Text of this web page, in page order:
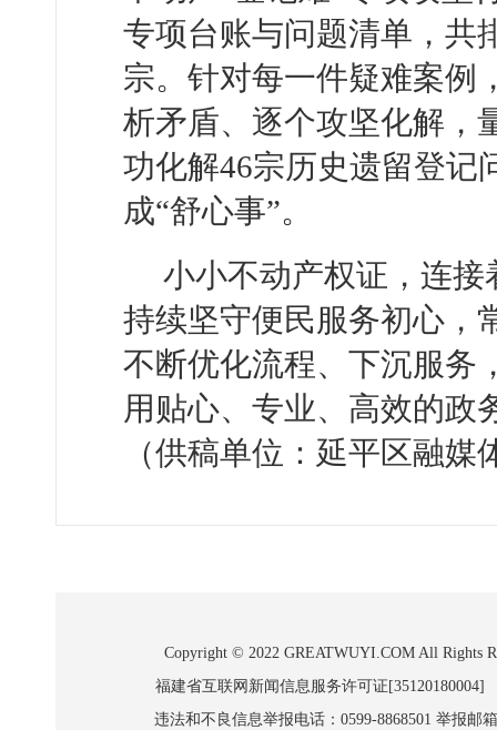
专项台账与问题清单，共
宗。针对每一件疑难案例
析矛盾、逐个攻坚化解，
功化解46宗历史遗留登记
成“舒心事”。
小小不动产权证，连
持续坚守便民服务初心，
不断优化流程、下沉服务
用贴心、专业、高效的政
（供稿单位：延平区融媒
Copyright © 2022 GREATWUYI.COM All Rights
福建省互联网新闻信息服务许可证
违法和不良信息举报电话：0599-8868501 举报邮